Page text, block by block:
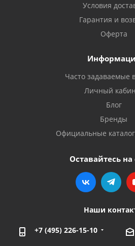
Условия
Гарантия и
Оферта
Часто задаваемые
Личный
Блог
Бренды
Официальные
Оставайтесь на
Наши
+7 (495) 226-15-10